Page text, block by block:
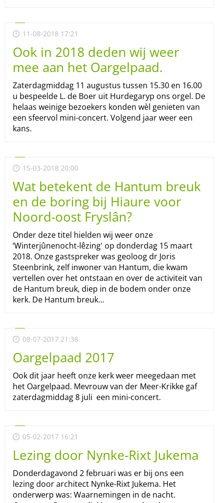
11-08-2018 17:21
Ook in 2018 deden wij weer
mee aan het Oargelpaad.
Zaterdagmiddag 11 augustus tussen 15.30 en 16.00
u bespeelde L. de Boer uit Hurdegaryp ons orgel. De
helaas weinige bezoekers konden wèl genieten van
een sfeervol mini-concert. Volgend jaar weer een
kans.
15-03-2018 20:00
Wat betekent de Hantum breuk
en de boring bij Hiaure voor
Noord-oost Fryslân?
Onder deze titel hielden wij weer onze
‘Winterjûnenocht-lêzing' op donderdag 15 maart
2018. Onze gastspreker was geoloog dr Joris
Steenbrink, zelf inwoner van Hantum, die kwam
vertellen over het ontstaan en over de activiteit van
de Hantum breuk, diep in de bodem onder onze
kerk. De Hantum breuk...
08-07-2017 21:38
Oargelpaad 2017
Ook dit jaar heeft onze kerk weer meegedaan met
het Oargelpaad. Mevrouw van der Meer-Krikke gaf
zaterdagmiddag 8 juli een mini-concert.
05-02-2017 16:21
Lezing door Nynke-Rixt Jukema
Donderdagavond 2 februari was er bij ons een
lezing door architect Nynke-Rixt Jukema. Het
onderwerp was: Waarnemingen in de nacht.